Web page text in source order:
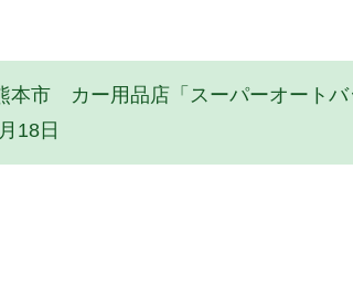
本市 カー用品店「スーパーオートバ
18日